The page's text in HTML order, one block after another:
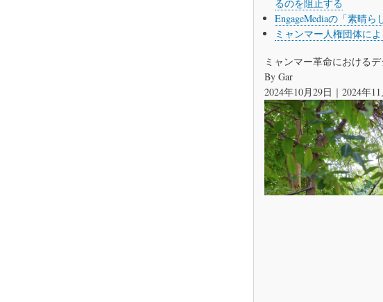
るのを阻止する
EngageMediaの「素晴
ミャンマー人権団体に
ミャンマー革命における
By Gar
2024年10月29日｜2024年